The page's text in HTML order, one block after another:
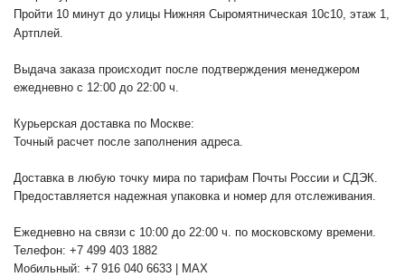
Пройти 10 минут до улицы Нижняя Сыромятническая 10с10, этаж 1,
Артплей.
Выдача заказа происходит после подтверждения менеджером
ежедневно с 12:00 до 22:00 ч.
Курьерская доставка по Москве:
Точный расчет после заполнения адреса.
Доставка в любую точку мира по тарифам Почты России и СДЭК.
Предоставляется надежная упаковка и номер для отслеживания.
Ежедневно на связи с 10:00 до 22:00 ч. по московскому времени.
Телефон: +7 499 403 1882
Мобильный: +7 916 040 6633 | MAX